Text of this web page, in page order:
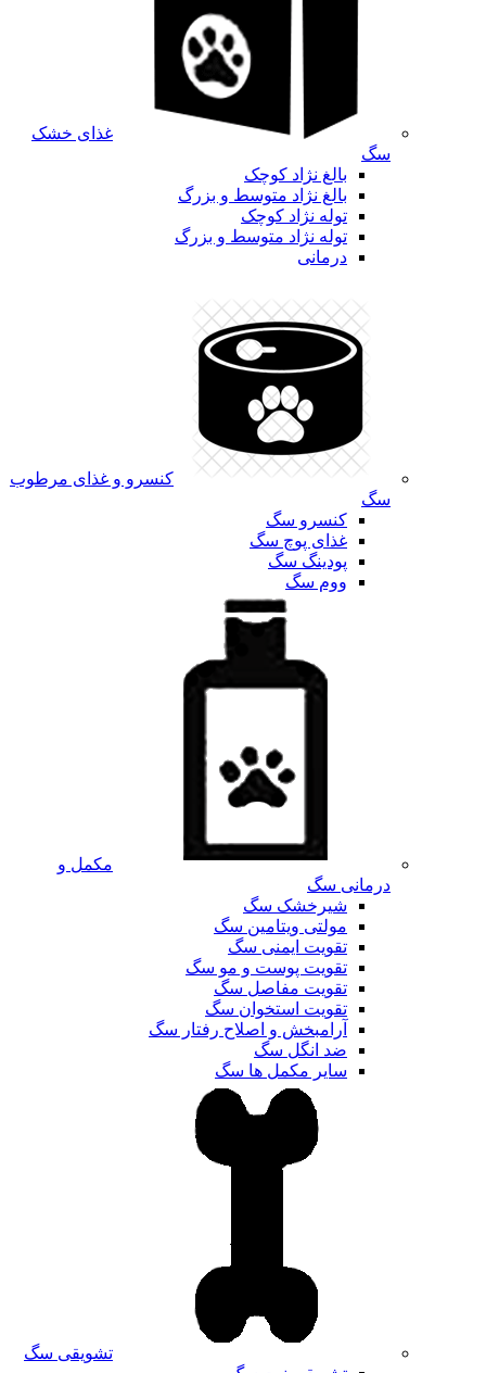
غذای خشک
سگ
بالغ نژاد کوچک
بالغ نژاد متوسط و بزرگ
توله نژاد کوچک
توله نژاد متوسط و بزرگ
درمانی
کنسرو و غذای مرطوب
سگ
کنسرو سگ
غذای پوچ سگ
پودینگ سگ
ووم سگ
مکمل و
درمانی سگ
شیرخشک سگ
مولتی ویتامین سگ
تقویت ایمنی سگ
تقویت پوست و مو سگ
تقویت مفاصل سگ
تقویت استخوان سگ
آرامبخش و اصلاح رفتار سگ
ضد انگل سگ
سایر مکمل ها سگ
تشویقی سگ